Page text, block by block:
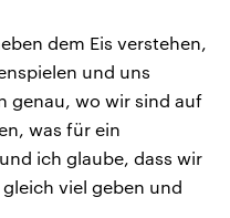
dem Eis verstehen,
und uns
genau, wo wir sind auf
was für ein
ich glaube, dass wir
viel geben und